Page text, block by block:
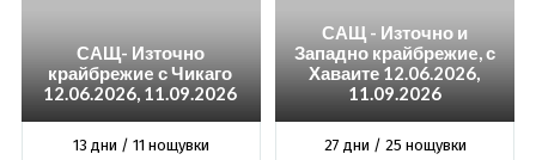
САЩ- Източно
крайбрежиe с Чикаго
12.06.2026, 11.09.2026
13 дни / 11 нощувки
САЩ - Източно и
Западно крайбрежиe, с
Хаваите 12.06.2026,
11.09.2026
27 дни / 25 нощувки